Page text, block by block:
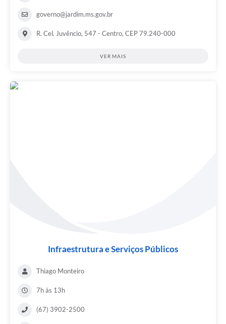
governo@jardim.ms.gov.br
R. Cel. Juvêncio, 547 - Centro, CEP 79.240-000
VER MAIS
Infraestrutura e Serviços Públicos
Thiago Monteiro
7h às 13h
(67) 3902-2500